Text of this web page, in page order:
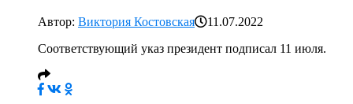
Автор: Виктория Костовская
11.07.2022
Соответствующий указ президент подписал 11 июля.